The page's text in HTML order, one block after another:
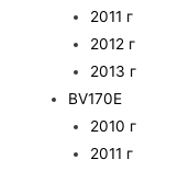
2011 г
2012 г
2013 г
BV170E
2010 г
2011 г